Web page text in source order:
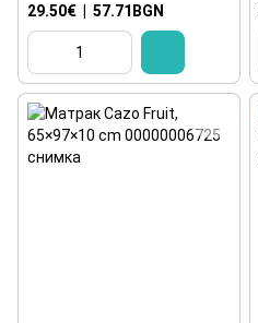
29.50€ 57.71BGN